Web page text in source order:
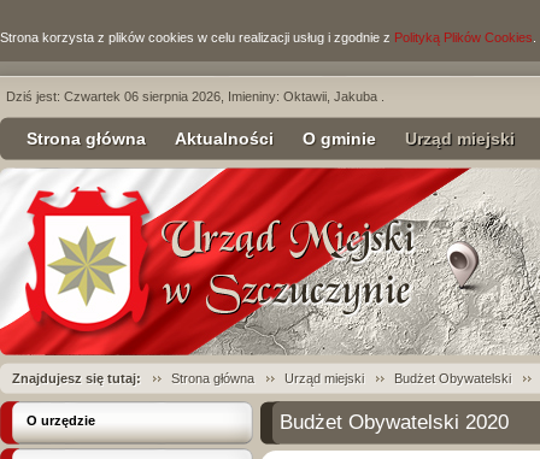
Strona korzysta z plików cookies w celu realizacji usług i zgodnie z Polityką Plików Cookies
Dziś jest: Czwartek 06 sierpnia 2026, Imieniny: Oktawii, Jakuba .
Strona główna Aktualności O gminie Urząd miejski
Znajdujesz się tutaj: Strona główna Urząd miejski Budżet Obywatelski
O urzędzie Budżet Obywatelski 2020